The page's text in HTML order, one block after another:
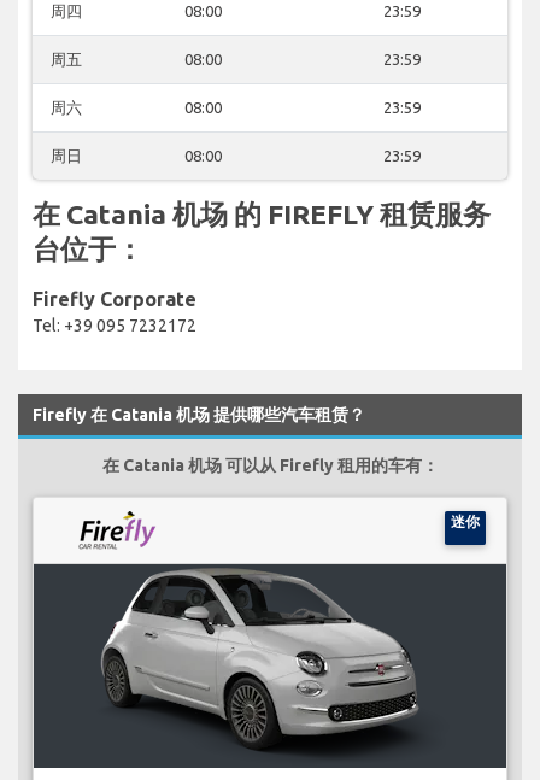
周四 08:00 23:59
周五 08:00 23:59
周六 08:00 23:59
周日 08:00 23:59
在 Catania 机场 的 FIREFLY 租赁服务
台位于：
Firefly Corporate
Tel: +39 095 7232172
Firefly 在 Catania 机场 提供哪些汽车租赁？
在 Catania 机场 可以从 Firefly 租用的车有：
迷你